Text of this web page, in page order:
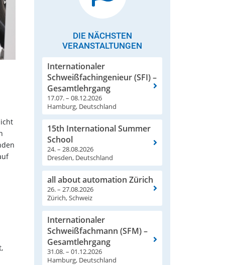
DIE NÄCHSTEN
VERANSTALTUNGEN
Internationaler
Schweißfachingenieur (SFI) –
Gesamtlehrgang
17.07. – 08.12.2026
Hamburg, Deutschland
15th International Summer
School
24. – 28.08.2026
Dresden, Deutschland
all about automation Zürich
26. – 27.08.2026
Zürich, Schweiz
Internationaler
Schweißfachmann (SFM) –
Gesamtlehrgang
31.08. – 01.12.2026
Hamburg, Deutschland